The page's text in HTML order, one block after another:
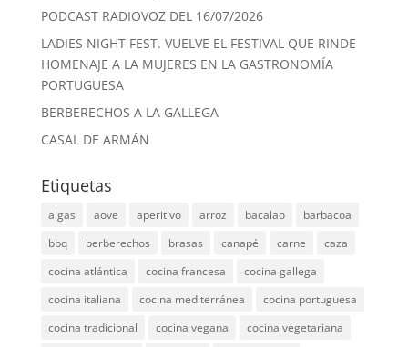
PODCAST RADIOVOZ DEL 16/07/2026
LADIES NIGHT FEST. VUELVE EL FESTIVAL QUE RINDE
HOMENAJE A LA MUJERES EN LA GASTRONOMÍA
PORTUGUESA
BERBERECHOS A LA GALLEGA
CASAL DE ARMÁN
Etiquetas
algas aove aperitivo arroz bacalao
barbacoa
bbq
berberechos brasas canapé carne
caza
cocina atlántica
cocina francesa
cocina gallega
cocina italiana
cocina mediterránea
cocina portuguesa
cocina tradicional
cocina vegana
cocina vegetariana